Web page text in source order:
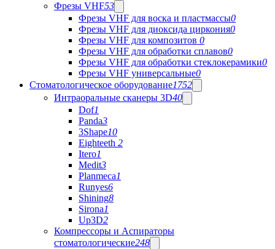
Фрезы VHF53
Фрезы VHF для воска и пластмассы0
Фрезы VHF для диоксида циркония0
Фрезы VHF для композитов 0
Фрезы VHF для обработки сплавов0
Фрезы VHF для обработки стеклокерамики0
Фрезы VHF универсальные0
Стоматологическое оборудование1752
Интраоральные сканеры 3D40
Dof1
Panda3
3Shape10
Eighteeth 2
Itero1
Medit3
Planmeca1
Runyes6
Shining8
Sirona1
Up3D2
Компрессоры и Аспираторы
стоматологические248